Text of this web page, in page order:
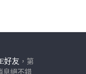
好友 ，第
息絕不錯